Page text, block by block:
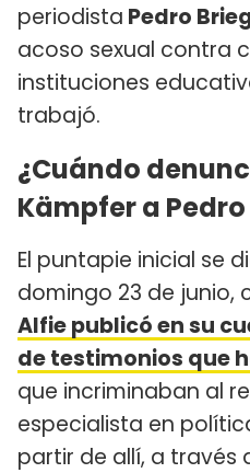
periodista Pedro
acoso sexual contra
instituciones
trabajó.
¿Cuándo
Kämpfer a
El puntapie inicial se
domingo 23 de junio,
Alfie publicó en su
de testimonios que
que incriminaban al
especialista en
partir de allí, a través